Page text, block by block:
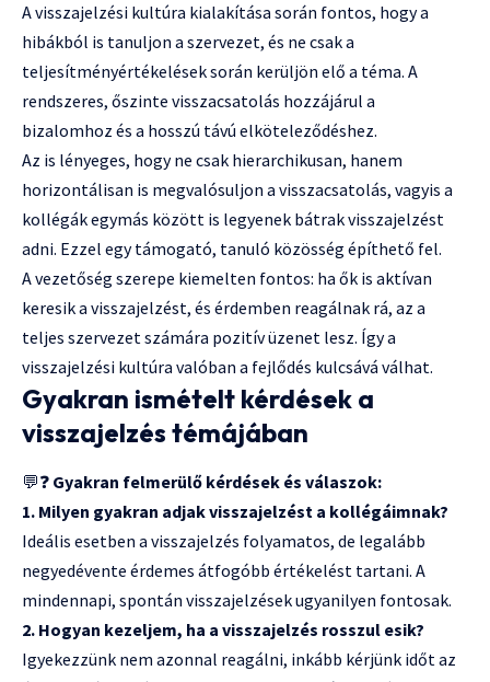
A visszajelzési kultúra kialakítása során fontos, hogy a
hibákból is tanuljon a szervezet, és ne csak a
teljesítményértékelések során kerüljön elő a téma. A
rendszeres, őszinte visszacsatolás hozzájárul a
bizalomhoz és a hosszú távú elköteleződéshez.
Az is lényeges, hogy ne csak hierarchikusan, hanem
horizontálisan is megvalósuljon a visszacsatolás, vagyis a
kollégák egymás között is legyenek bátrak visszajelzést
adni. Ezzel egy támogató, tanuló közösség építhető fel.
A vezetőség szerepe kiemelten fontos: ha ők is aktívan
keresik a visszajelzést, és érdemben reagálnak rá, az a
teljes szervezet számára pozitív üzenet lesz. Így a
visszajelzési kultúra valóban a fejlődés kulcsává válhat.
Gyakran ismételt kérdések a
visszajelzés témájában
💬❓ Gyakran felmerülő kérdések és válaszok:
1. Milyen gyakran adjak visszajelzést a kollégáimnak?
Ideális esetben a visszajelzés folyamatos, de legalább
negyedévente érdemes átfogóbb értékelést tartani. A
mindennapi, spontán visszajelzések ugyanilyen fontosak.
2. Hogyan kezeljem, ha a visszajelzés rosszul esik?
Igyekezzünk nem azonnal reagálni, inkább kérjünk időt az